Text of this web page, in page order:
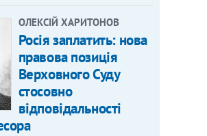
ОЛЕКСІЙ ХАРИТОНОВ
Росія заплатить: нова
правова позиція
Верховного Суду
стосовно
відповідальності